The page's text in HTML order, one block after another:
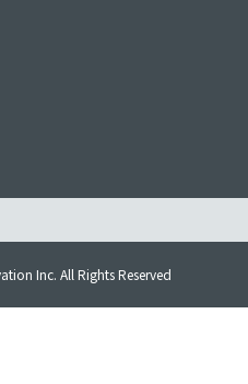
Inc. All Rights Reserved